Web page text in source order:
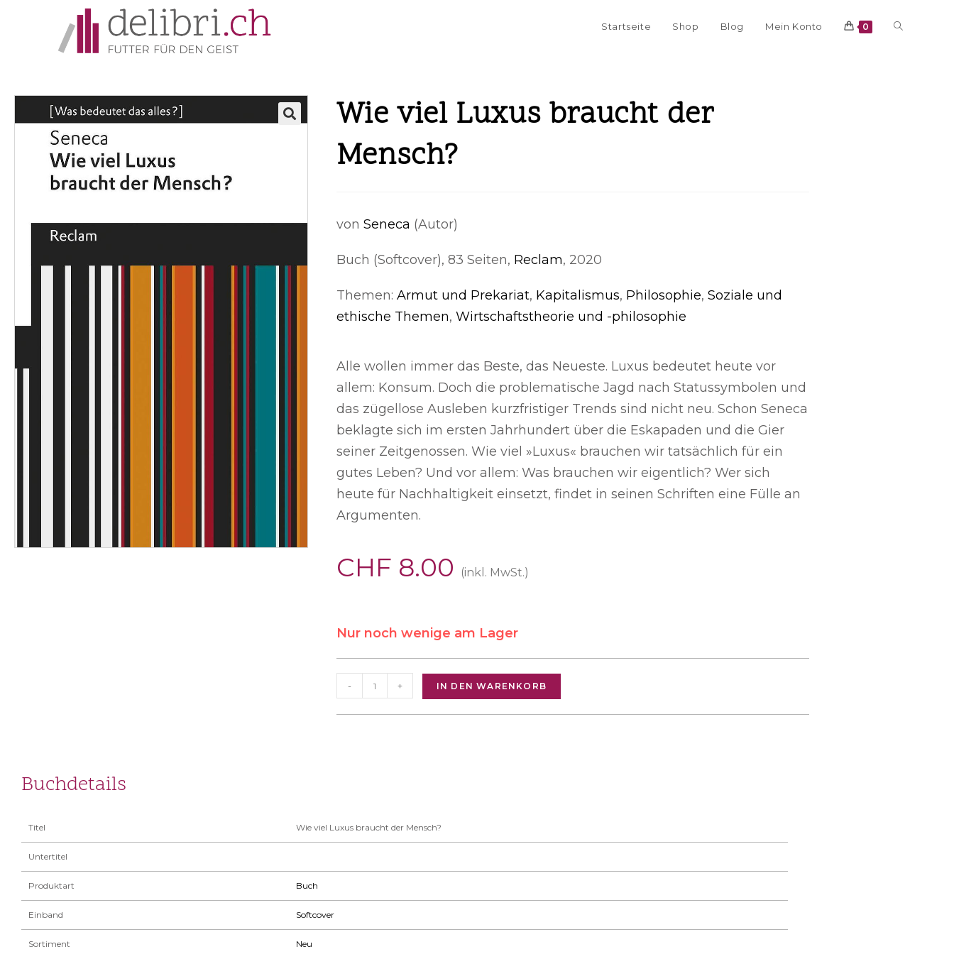
Startseite Shop Blog Mein Konto 0
Wie viel Luxus braucht der
Mensch?
von Seneca (Autor)
Buch (Softcover), 83 Seiten, Reclam, 2020
Themen: Armut und Prekariat, Kapitalismus, Philosophie, Soziale und
ethische Themen, Wirtschaftstheorie und -philosophie
Alle wollen immer das Beste, das Neueste. Luxus bedeutet heute vor
allem: Konsum. Doch die problematische Jagd nach Statussymbolen und
das zügellose Ausleben kurzfristiger Trends sind nicht neu. Schon Seneca
beklagte sich im ersten Jahrhundert über die Eskapaden und die Gier
seiner Zeitgenossen. Wie viel »Luxus« brauchen wir tatsächlich für ein
gutes Leben? Und vor allem: Was brauchen wir eigentlich? Wer sich
heute für Nachhaltigkeit einsetzt, findet in seinen Schriften eine Fülle an
Argumenten.
CHF 8.00 (inkl. MwSt.)
Nur noch wenige am Lager
- + IN DEN WARENKORB
Buchdetails
Titel Wie viel Luxus braucht der Mensch?
Untertitel
Produktart Buch
Einband Softcover
Sortiment Neu